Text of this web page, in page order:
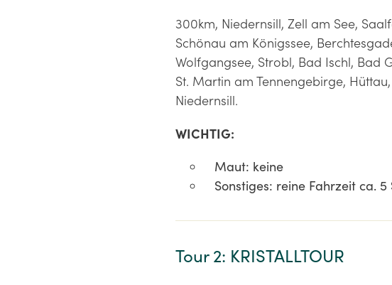
300km, Niedernsill, Zell am See,
Schönau am Königssee,
Wolfgangsee, Strobl, Bad Ischl, Bad
St. Martin am Tennengebirge,
Niedernsill.
WICHTIG:
Maut: keine
Sonstiges: reine Fahrzeit ca. 5
Tour 2: KRISTALLTOUR